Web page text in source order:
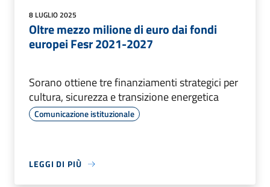
8 LUGLIO 2025
Oltre mezzo milione di euro dai fondi
europei Fesr 2021-2027
Sorano ottiene tre finanziamenti strategici per
cultura, sicurezza e transizione energetica
Comunicazione istituzionale
LEGGI DI PIÙ